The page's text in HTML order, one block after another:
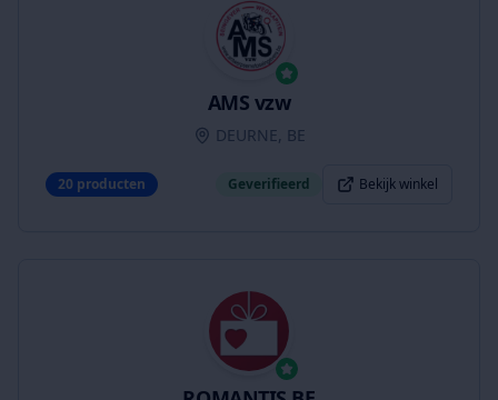
AMS vzw
DEURNE, BE
20 producten Geverifieerd Bekijk winkel